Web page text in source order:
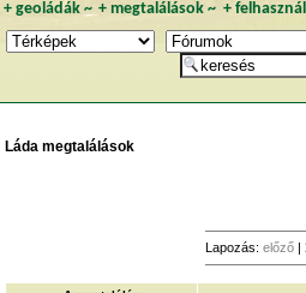
+ geoládák~ +megtalálások ~ +
Láda megtalálások
Lapozás:előző |